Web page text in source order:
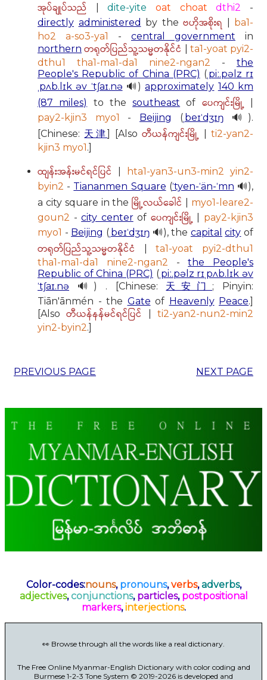
အုပ်ချုပ်သည်
|dite-yite oat choat dthi2 -
directly administered by the ဗဟိုအစိုးရ
ba1-
ho2 a-so3-ya1
- central government in
northern တရုတ်ပြည်သူ့သမ္မတနိုင်ငံ
ta1-yoat pyi2-
dthu1 tha1-ma1-da1 nine2-ngan2 - the
People's Republic of China (PRC) (ˌpiː.pəlz rɪ
ˌpʌb.lɪk əv ˈtʃaɪ.nə 🔊)approximately 140 km
(87 miles)
to thesoutheast of ပေကျင်းမြို့
pay2-kjin3 myo1 - Beijing (ˌbeɪˈdʒɪŋ 🔊).
[Chinese: 天津] [Alsoတီယန်ကျင်းမြို့ |ti2-yan2-
kjin3 myo1.]
ထျန်းအန်းမင်ရင်ပြင်
hta1-yan3-un3-min2 yin2-
byin2 - Tiananmen Square (ˈtyen-ˈän-ˈmn 🔊),
a city square in theမြို့လယ်ခေါင်
myo1-leare2-
goun2 -city centerof ပေကျင်းမြို့
pay2-kjin3
myo1 - Beijing (ˌbeɪˈdʒɪŋ 🔊), the capital city of
တရုတ်ပြည်သူ့သမ္မတနိုင်ငံ |ta1-yoat pyi2-dthu1
tha1-ma1-da1 nine2-ngan2 -the People's
Republic of China (PRC) (ˌpiː.pəlz rɪˌpʌb.lɪk əv
ˈtʃaɪ.nə 🔊) . [Chinese: 天安门 ; Pinyin:
Tiān'ānmén - the Gate of Heavenly Peace.]
[Alsoတီယန်နန်မင်ရင်ပြင် |ti2-yan2-nun2-min2
yin2-byin2.]
PREVIOUS PAGE NEXT PAGE
Color-codes:nouns, pronouns,verbs,adverbs,
adjectives,conjunctions, particles, postpositional
markers,interjections.
👀 Browse through all the words like a real dictionary.
The Free Online Myanmar-English Dictionary with color coding and
Burmese 1-2-3 Tone System © 2019-2026 is developed and